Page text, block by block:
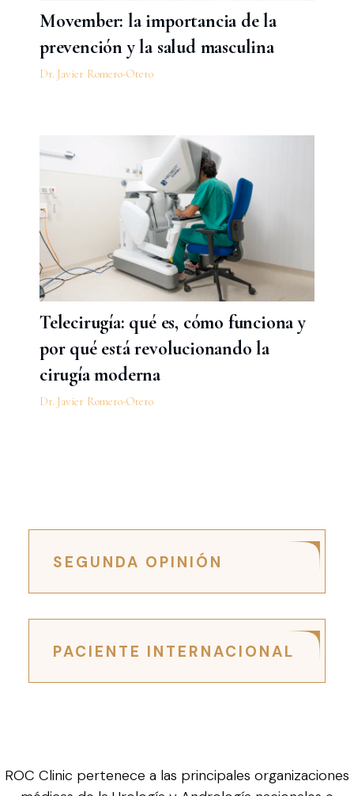
Movember: la importancia de la
prevención y la salud masculina
Dr. Javier Romero-Otero
Telecirugía: qué es, cómo funciona y
por qué está revolucionando la
cirugía moderna
Dr. Javier Romero-Otero
SEGUNDA OPINIÓN
PACIENTE INTERNACIONAL
ROC Clinic pertenece a las principales organizaciones